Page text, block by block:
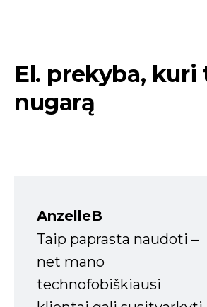
El. prekyba, kuri
nugarą
AnzelleB
Taip paprasta naudoti –
net mano
technofobiškiausi